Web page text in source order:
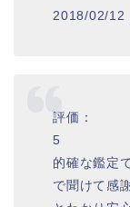
2018/02/12
評価：
5
的確な鑑定
で聞けて感